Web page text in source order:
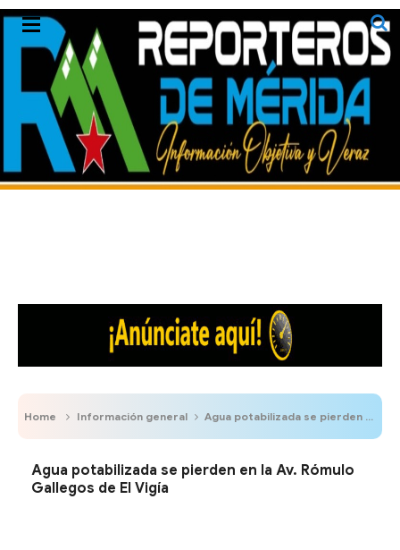
Home Información general Agua potabilizada se pierden en la Av. Rómulo Gallegos de El Vigía
Agua potabilizada se pierden en la Av. Rómulo
Gallegos de El Vigía